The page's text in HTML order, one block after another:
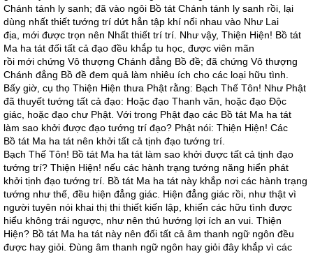
Chánh tánh ly sanh; đã vào ngôi Bồ tát Chánh tánh ly sanh rồi, lại
dùng nhất thiết tướng trí dứt hẳn tập khí nối nhau vào Như Lai
địa, mới được trọn nên Nhất thiết trí trí. Như vậy, Thiện Hiện! Bồ tát
Ma ha tát đối tất cả đạo đều khắp tu học, được viên mãn
rồi mới chứng Vô thượng Chánh đẳng Bồ đề; đã chứng Vô thượng
Chánh đẳng Bồ đề đem quả làm nhiêu ích cho các loại hữu tình.
Bấy giờ, cụ thọ Thiện Hiện thưa Phật rằng: Bạch Thế Tôn! Như Phật
đã thuyết tướng tất cả đạo: Hoặc đạo Thanh văn, hoặc đạo Độc
giác, hoặc đạo chư Phật. Với trong Phật đạo các Bồ tát Ma ha tát
làm sao khởi được đạo tướng trí đạo? Phật nói: Thiện Hiện! Các
Bồ tát Ma ha tát nên khởi tất cả tịnh đạo tướng trí.
Bạch Thế Tôn! Bồ tát Ma ha tát làm sao khởi được tất cả tịnh đạo
tướng trí? Thiện Hiện! nếu các hành trạng tướng năng hiển phát
khởi tịnh đạo tướng trí. Bồ tát Ma ha tát này khắp nơi các hành trạng
tướng như thế, đều hiện đẳng giác. Hiện đẳng giác rồi, như thật vì
người tuyên nói khai thị thi thiết kiến lập, khiến các hữu tình được
hiểu không trái ngược, như nên thú hướng lợi ích an vui. Thiện
Hiện? Bồ tát Ma ha tát này nên đối tất cả âm thanh ngữ ngôn đều
được hay giỏi. Đùng âm thanh ngữ ngôn hay giỏi đây khắp vì các